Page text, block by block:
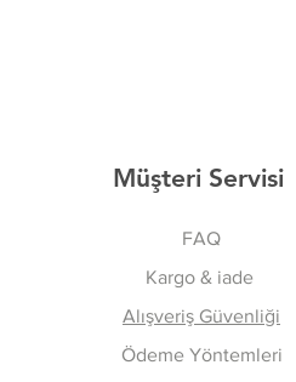
Müşteri Servisi
FAQ
Kargo & iade
Alışveriş Güvenliği
Ödeme Yöntemleri